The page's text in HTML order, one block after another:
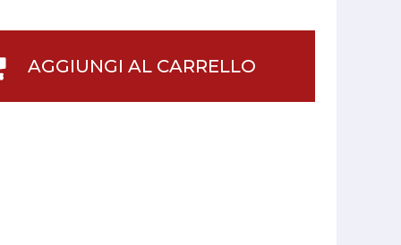
AGGIUNGI AL CARRELLO